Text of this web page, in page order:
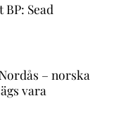
Sead
– norska
vara